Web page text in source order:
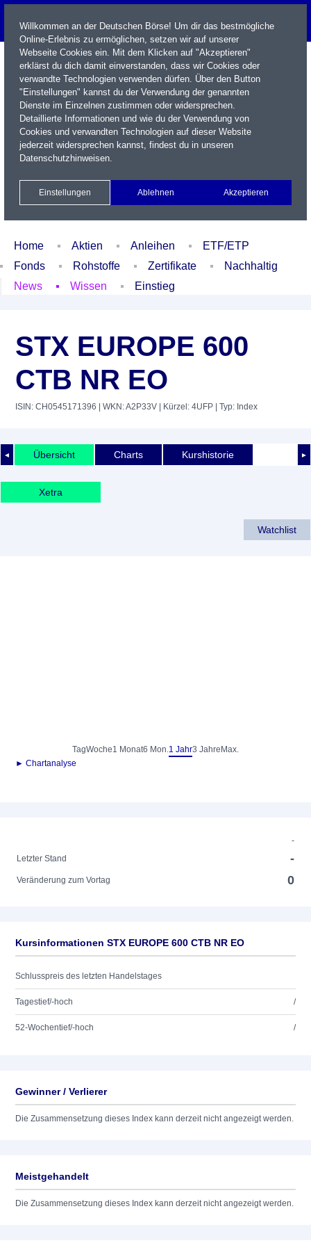
Name / WKN / ISIN / Kürzel
Xetra Realtime
Watchlist Portfolio Login
Home Aktien Anleihen
ETF/ETP
Fonds
Rohstoffe Zertifikate
Nachhaltig
News
Wissen Einstieg
STX EUROPE 600
CTB NR EO
ISIN: CH0545171396 | WKN: A2P33V | Kürzel: 4UFP | Typ: Index
◄ ►
Übersicht Charts Kurshistorie
Xetra
Watchlist
TagWoche1 Monat6 Mon.1 Jahr3 Jahre Max.
► Chartanalyse
-
Letzter Stand
-
Veränderung zum Vortag 0
Kursinformationen STX EUROPE 600 CTB NR EO
Schlusspreis des letzten Handelstages
Tagestief/-hoch /
52-Wochentief/-hoch /
Gewinner / Verlierer
Die Zusammensetzung dieses Index kann derzeit nicht angezeigt werden.
Meistgehandelt
Die Zusammensetzung dieses Index kann derzeit nicht angezeigt werden.
Willkommen an der Deutschen Börse! Um dir das bestmögliche
Online-Erlebnis zu ermöglichen, setzen wir auf unserer
Webseite Cookies ein. Mit dem Klicken auf "Akzeptieren"
erklärst du dich damit einverstanden, dass wir Cookies oder
verwandte Technologien verwenden dürfen. Über den Button
"Einstellungen" kannst du der Verwendung der genannten
Dienste im Einzelnen zustimmen oder widersprechen.
Detaillierte Informationen und wie du der Verwendung von
Cookies und verwandten Technologien auf dieser Website
jederzeit widersprechen kannst, findest du in unseren
Datenschutzhinweisen.
Einstellungen Ablehnen Akzeptieren